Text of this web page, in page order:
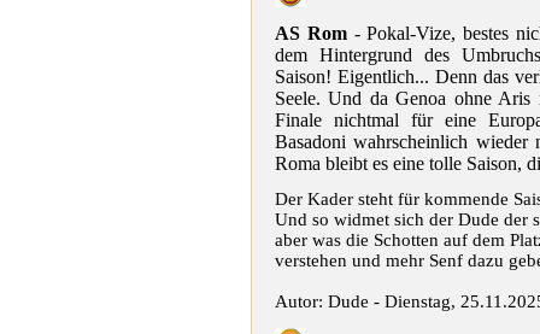
AS Rom- Pokal-Vize, bestes
dem Hintergrund des
Saison! Eigentlich... Denn das
Seele. Und da Genoa ohne
Finale nichtmal für eine
Basadoni wahrscheinlich wieder
Roma bleibt es eine tolle Saison,
Der Kader steht für kommende
Und so widmet sich der Dude der
aber was die Schotten auf dem
verstehen und mehr Senf dazu
Autor: Dude - Dienstag,